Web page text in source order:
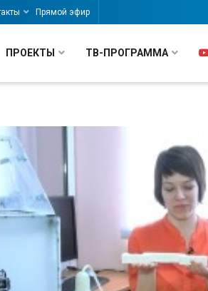
Прямой эфир
ПРОЕКТЫ ТВ-ПРОГРАММА